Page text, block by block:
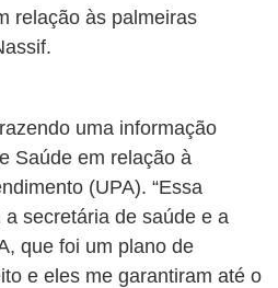
relação às palmeiras
uma informação
Saúde em relação à
(UPA). “Essa
secretária de saúde e a
que foi um plano de
e eles me garantiram até o